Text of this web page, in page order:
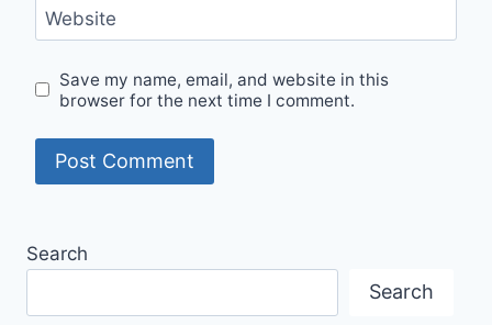
Website
Save my name, email, and website in this
browser for the next time I comment.
Search
Search